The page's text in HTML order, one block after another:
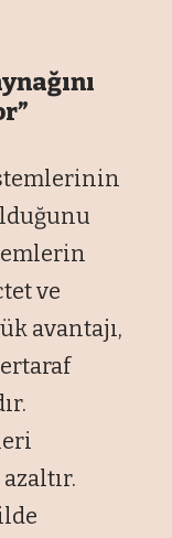
ve
avantajı,